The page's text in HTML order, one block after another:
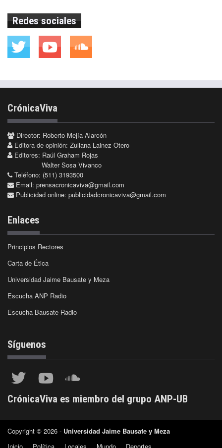
Redes sociales
CrónicaViva
Director: Roberto Mejía Alarcón
Editora de opinión: Zuliana Lainez Otero
Editores: Raúl Graham Rojas
Walter Sosa Vivanco
Teléfono: (511) 3193500
Email: prensacronicaviva@gmail.com
Publicidad online: publicidadcronicaviva@gmail.com
Enlaces
Principios Rectores
Carta de Ética
Universidad Jaime Bausate y Meza
Escucha ANP Radio
Escucha Bausate Radio
Síguenos
CrónicaViva es miembro del grupo ANP-UB
Copyright © 2026 - Universidad Jaime Bausate y Meza